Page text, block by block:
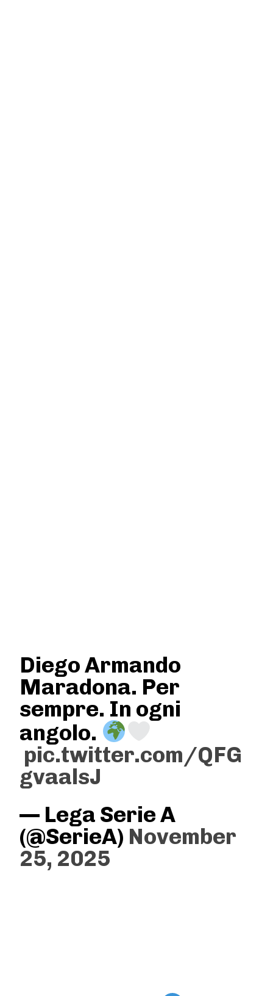
Diego Armando
Maradona. Per
sempre. In ogni
angolo.
pic.twitter.com/QFG
gvaalsJ
— Lega Serie A
(@SerieA) November
25, 2025